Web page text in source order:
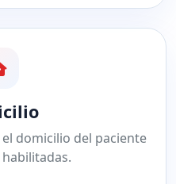
domicilio del paciente